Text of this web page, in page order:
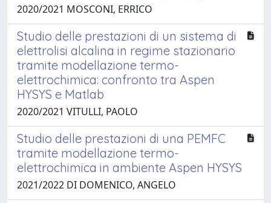
2020/2021 MOSCONI, ERRICO
Studio delle prestazioni di un sistema di
elettrolisi alcalina in regime stazionario
tramite modellazione termo-
elettrochimica: confronto tra Aspen
HYSYS e Matlab
2020/2021 VITULLI, PAOLO
Studio delle prestazioni di una PEMFC
tramite modellazione termo-
elettrochimica in ambiente Aspen HYSYS
2021/2022 DI DOMENICO, ANGELO